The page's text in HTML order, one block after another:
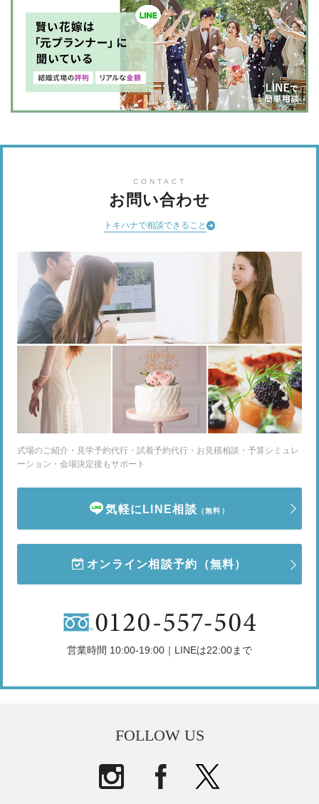
CONTACT
お問い合わせ
トキハナで相談できること
式場のご紹介・見学予約代行・試着予約代行・お見積相談・予算シミュレ
ーション・会場決定後もサポート
気軽にLINE相談 （無料）
オンライン相談予約 （無料）
営業時間 10:00-19:00｜LINEは22:00まで
FOLLOW US